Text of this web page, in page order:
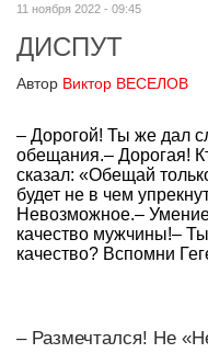
11 ноября 2022 - 09:45
ДИСПУТ
Автор Виктор ВЕСЕЛОВ
– Дорогой! Ты же дал
обещания.– Дорогая!
сказал: «Обещай
будет не в чем
Невозможное.–
качество мужчины!–
качество? Вспомни
– Размечтался! Не